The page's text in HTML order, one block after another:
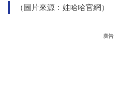
（圖片來源：娃哈哈官網）
廣告